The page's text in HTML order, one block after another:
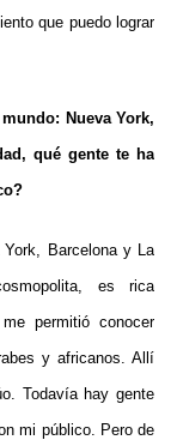
que puedo lograr
Nueva York,
qué gente te ha
Barcelona y La
es rica
permitió conocer
y africanos. Allí
Todavía hay gente
mi público. Pero de